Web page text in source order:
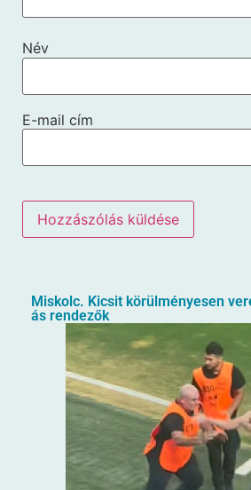
Név
E-mail cím
Miskolc. Kicsit körülményesen
ás rendezők